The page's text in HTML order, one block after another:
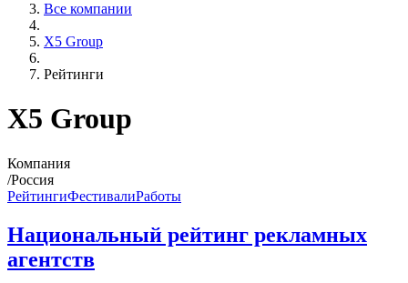
Все компании
X5 Group
Рейтинги
X5 Group
Компания
/Россия
РейтингиФестивалиРаботы
Национальный рейтинг рекламных
агентств